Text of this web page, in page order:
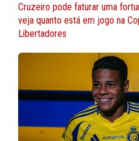
Cruzeiro pode faturar uma
veja quanto está em jogo na
Libertadores